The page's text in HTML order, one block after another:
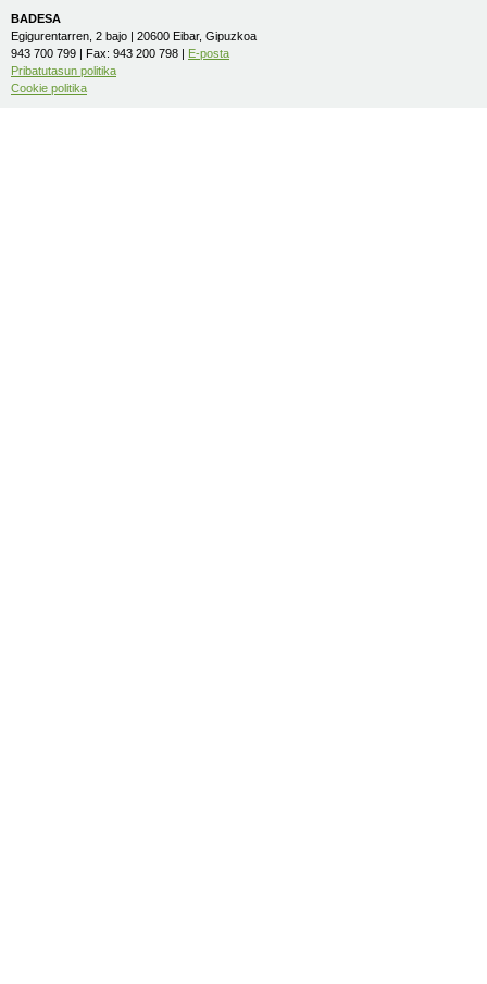
BADESA
Egigurentarren, 2 bajo | 20600 Eibar, Gipuzkoa
943 700 799 | Fax: 943 200 798 | E-posta
Pribatutasun politika
Cookie politika